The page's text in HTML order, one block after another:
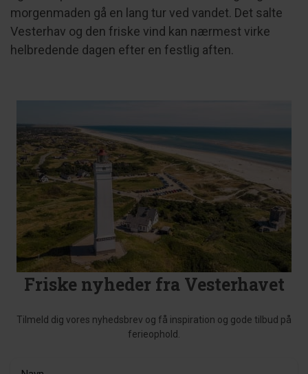
morgenmaden gå en lang tur ved vandet. Det salte
Vesterhav og den friske vind kan nærmest virke
helbredende dagen efter en festlig aften.
Friske nyheder fra Vesterhavet
Tilmeld dig vores nyhedsbrev og få inspiration og gode tilbud på
ferieophold.